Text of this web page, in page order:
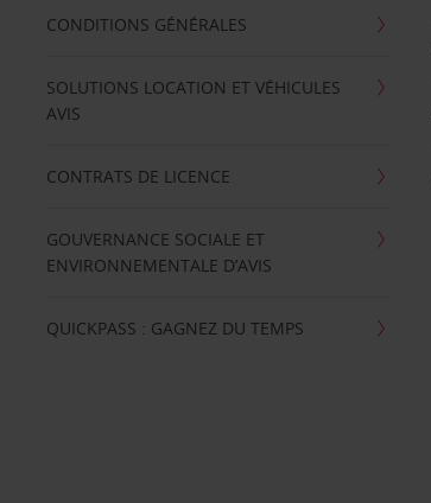
CONDITIONS GÉNÉRALES
SOLUTIONS LOCATION ET VÉHICULES
AVIS
CONTRATS DE LICENCE
GOUVERNANCE SOCIALE ET
ENVIRONNEMENTALE D’AVIS
QUICKPASS : GAGNEZ DU TEMPS